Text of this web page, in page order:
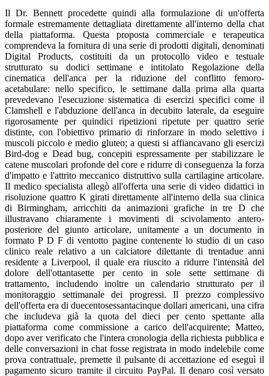
Il Dr. Bennett procedette quindi alla formulazione di un'offerta
formale estremamente dettagliata direttamente all'interno della chat
della piattaforma. Questa proposta commerciale e terapeutica
comprendeva la fornitura di una serie di prodotti digitali, denominati
Digital Products, costituiti da un protocollo video e testuale
strutturato su dodici settimane e intitolato Regolazione della
cinematica dell'anca per la riduzione del conflitto femoro-
acetabulare: nello specifico, le settimane dalla prima alla quarta
prevedevano l'esecuzione sistematica di esercizi specifici come il
Clamshell e l'abduzione dell'anca in decubito laterale, da eseguire
rigorosamente per quindici ripetizioni ripetute per quattro serie
distinte, con l'obiettivo primario di rinforzare in modo selettivo i
muscoli piccolo e medio gluteo; a questi si affiancavano gli esercizi
Bird-dog e Dead bug, concepiti espressamente per stabilizzare le
catene muscolari profonde del core e ridurre di conseguenza la forza
d'impatto e l'attrito meccanico distruttivo sulla cartilagine articolare.
Il medico specialista allegò all'offerta una serie di video didattici in
risoluzione quattro K girati direttamente all'interno della sua clinica
di Birmingham, arricchiti da animazioni grafiche in tre D che
illustravano chiaramente i movimenti di scivolamento antero-
posteriore del giunto articolare, unitamente a un documento in
formato P D F di ventotto pagine contenente lo studio di un caso
clinico reale relativo a un calciatore dilettante di trentadue anni
residente a Liverpool, il quale era riuscito a ridurre l'intensità del
dolore dell'ottantasette per cento in sole sette settimane di
trattamento, includendo inoltre un calendario strutturato per il
monitoraggio settimanale dei progressi. Il prezzo complessivo
dell'offerta era di duecentosessantacinque dollari americani, una cifra
che includeva già la quota del dieci per cento spettante alla
piattaforma come commissione a carico dell'acquirente; Matteo,
dopo aver verificato che l'intera cronologia della richiesta pubblica e
delle conversazioni in chat fosse registrata in modo indelebile come
prova contrattuale, premette il pulsante di accettazione ed eseguì il
pagamento sicuro tramite il circuito PayPal. Il denaro così versato